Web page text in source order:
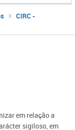
CIRC -
em relação a
sigiloso, em